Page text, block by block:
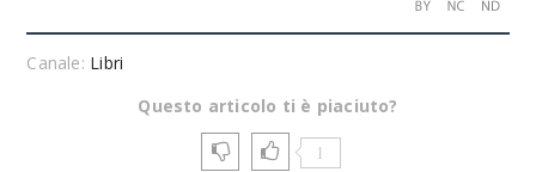
Canale: Libri
Questo articolo ti è piaciuto?
1